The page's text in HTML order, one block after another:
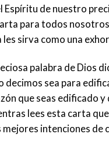
Espíritu de nuestro
para todos
les sirva como una
palabra de Dios
decimos sea para
que seas edificado y
lees esta carta
mejores intenciones de